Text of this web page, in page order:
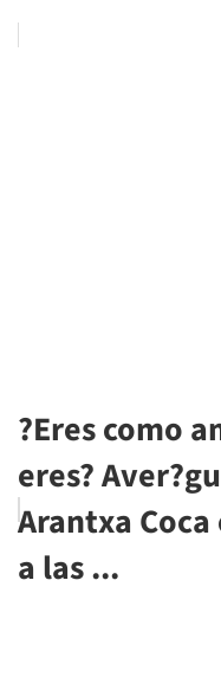
?Eres como
eres?
Arantxa
a las ...